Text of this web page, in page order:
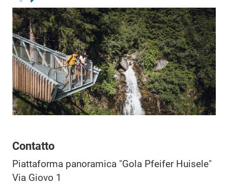
Contatto
Piattaforma panoramica "Gola Pfeifer Huisele"
Via Giovo 1